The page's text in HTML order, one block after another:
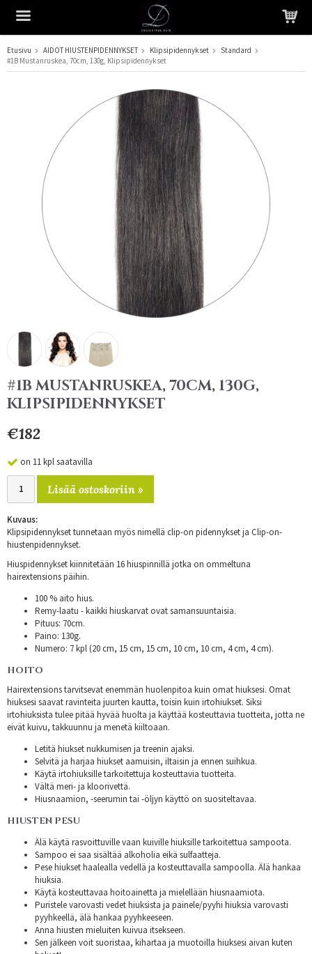
Tuote on lisätty ostoskoriin
Etusivu AIDOT HIUSTENPIDENNYKSET Klipsipidennykset
Standard
#1B Mustanruskea, 70cm, 130g, Klipsipidennykset
#1B MUSTANRUSKEA, 70CM, 130G,
KLIPSIPIDENNYKSET
€182
on 11 kpl saatavilla
Lisää ostoskoriin »
Kuvaus:
Klipsipidennykset tunnetaan myös nimellä clip-on pidennykset ja Clip-on-
hiustenpidennykset.
Hiuspidennykset kiinnitetään 16 hiuspinnillä jotka on ommeltuna
hairextensions päihin.
100 % aito hius.
Remy-laatu - kaikki hiuskarvat ovat samansuuntaisia.
Pituus: 70cm.
Paino: 130g.
Numero: 7 kpl (20 cm, 15 cm, 15 cm, 10 cm, 10 cm, 4 cm, 4 cm).
HOITO
Hairextensions tarvitsevat enemmän huolenpitoa kuin omat hiuksesi. Omat
hiuksesi saavat ravinteita juurten kautta, toisin kuin irtohiukset. Siksi
irtohiuksista tulee pitää hyvää huolta ja käyttää kosteuttavia tuotteita, jotta ne
eivät kuivu, takkuunnu ja menetä kiiltoaan.
Letitä hiukset nukkumisen ja treenin ajaksi.
Selvitä ja harjaa hiukset aamuisin, iltaisin ja ennen suihkua.
Käytä irtohiuksille tarkoitettuja kosteuttavia tuotteita.
Vältä meri- ja kloorivettä.
Hiusnaamion, -seerumin tai -öljyn käyttö on suositeltavaa.
HIUSTEN PESU
Älä käytä rasvoittuville vaan kuiville hiuksille tarkoitettua sampoota.
Sampoo ei saa sisältää alkoholia eikä sulfaatteja.
Pese hiukset haalealla vedellä ja kosteuttavalla sampoolla. Älä hankaa
hiuksia.
Käytä kosteuttavaa hoitoainetta ja mielellään hiusnaamiota.
Puristele varovasti vedet hiuksista ja painele/pyyhi hiuksia varovasti
pyyhkeellä, älä hankaa pyyhkeeseen.
Anna hiusten mieluiten kuivua itsekseen.
Sen jälkeen voit suoristaa, kihartaa ja muotoilla hiuksesi aivan kuten